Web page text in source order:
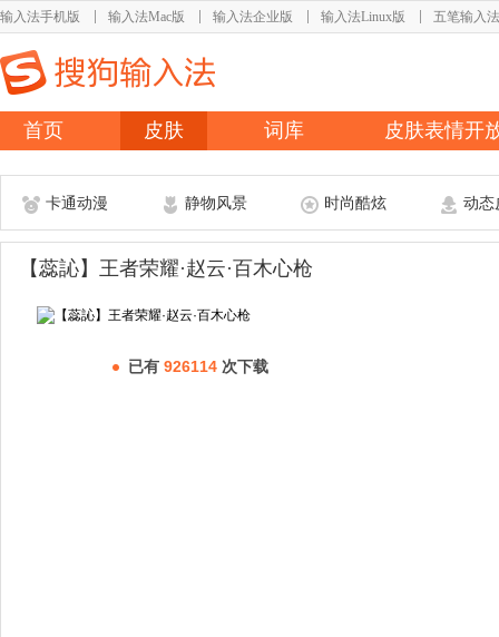
输入法手机版 输入法Mac版 输入法企业版 输入法Linux版 五笔输入法
首页 皮肤 词库 皮肤表情开
卡通动漫 静物风景 时尚酷炫 动态
【蕊訫】王者荣耀·赵云·百木心枪
已有 926114 次下载